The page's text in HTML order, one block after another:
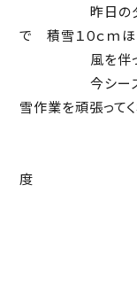
昨日の夕方
で 積雪１０ｃｍ
風を伴った雪
今シーズン
雪作業を頑張ってく
現在Ａ
度
今朝の